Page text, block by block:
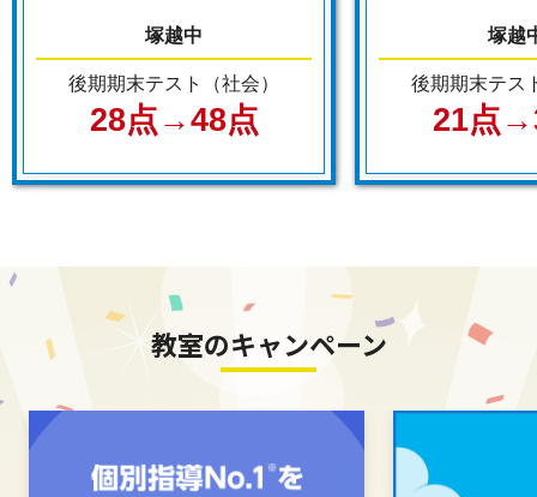
塚越中
後期期末テスト（社会）
28点→48点
塚越
後期期末テス
21点
教室のキャンペーン